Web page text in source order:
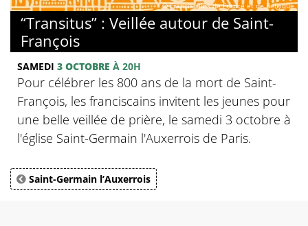
© Franciscains de France et de Belgique
“Transitus” : Veillée autour de Saint-
François
SAMEDI 3 OCTOBRE À 20H
Pour célébrer les 800 ans de la mort de Saint-
François, les franciscains invitent les jeunes pour
une belle veillée de prière, le samedi 3 octobre à
l'église Saint-Germain l'Auxerrois de Paris.
Saint-Germain l’Auxerrois